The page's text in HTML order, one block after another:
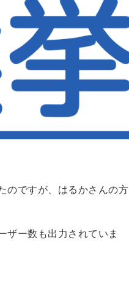
のですが、はるかさんの方
ザー数も出力されていま